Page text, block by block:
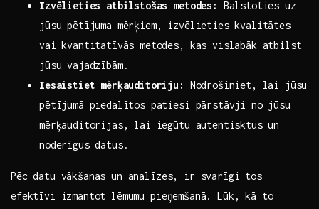
Izvēlieties atbilstošas metodes:
Balstoties uz
jūsu pētījuma mērķiem, izvēlieties kvalitātes
vai kvantitatīvās metodes, kas vislabāk atbilst
jūsu vajadzībām.
Iesaistiet mērķauditoriju:
Nodrošiniet, lai jūsu
pētījumā piedalītos patiesi pārstāvji no jūsu
mērķauditorijas, lai iegūtu autentisktus un⁢
noderīgus datus.
Pēc datu vākšanas un analīzes, ir svarīgi tos
efektīvi izmantot lēmumu‌ pieņemšanā. Lūk, kā to